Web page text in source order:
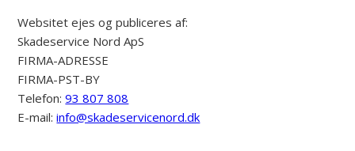
Websitet ejes og publiceres af:
Skadeservice Nord ApS
FIRMA-ADRESSE
FIRMA-PST-BY
Telefon:93 807 808
E-mail:info@skadeservicenord.dk